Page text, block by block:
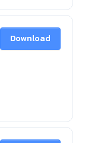
Download